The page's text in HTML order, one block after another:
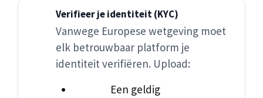
Verifieer je identiteit (KYC)
Vanwege Europese wetgeving moet
elk betrouwbaar platform je
identiteit verifiëren. Upload:
Een geldig